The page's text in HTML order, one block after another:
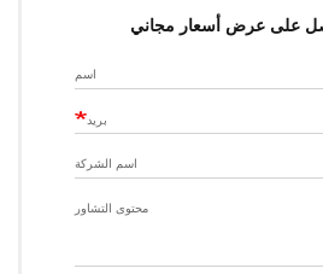
على عرض أسعار مجاني
اسم
بريد
اسم الشركة
محتوى التشاور